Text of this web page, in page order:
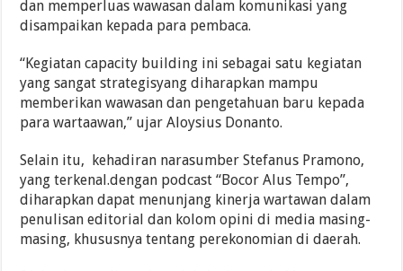
dan memperluas wawasan dalam komunikasi yang
disampaikan kepada para pembaca.
“Kegiatan capacity building ini sebagai satu kegiatan
yang sangat strategisyang diharapkan mampu
memberikan wawasan dan pengetahuan baru kepada
para wartaawan,” ujar Aloysius Donanto.
Selain itu, kehadiran narasumber Stefanus Pramono,
yang terkenal.dengan podcast “Bocor Alus Tempo”,
diharapkan dapat menunjang kinerja wartawan dalam
penulisan editorial dan kolom opini di media masing-
masing, khususnya tentang perekonomian di daerah.